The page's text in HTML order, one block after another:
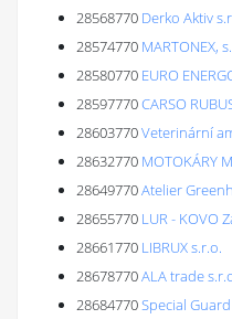
28568770 Derko Aktiv
28574770 MARTONEX,
28580770 EURO
28597770CARSO
28603770Veterinární
28632770 MOTOKÁRY
28649770Atelier
28655770 LUR - KOVO
28661770 LIBRUX s.r.o.
28678770ALA trade
28684770Special